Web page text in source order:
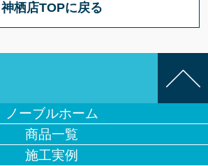
神栖店TOPに戻る
ノーブルホーム
商品一覧
施工実例